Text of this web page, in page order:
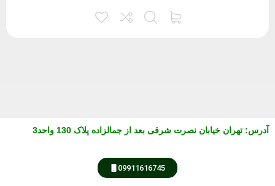
آدرس: تهران خیابان نصرت شرقی بعد از جمالزاده پلاک 130 واحد3
09911616745